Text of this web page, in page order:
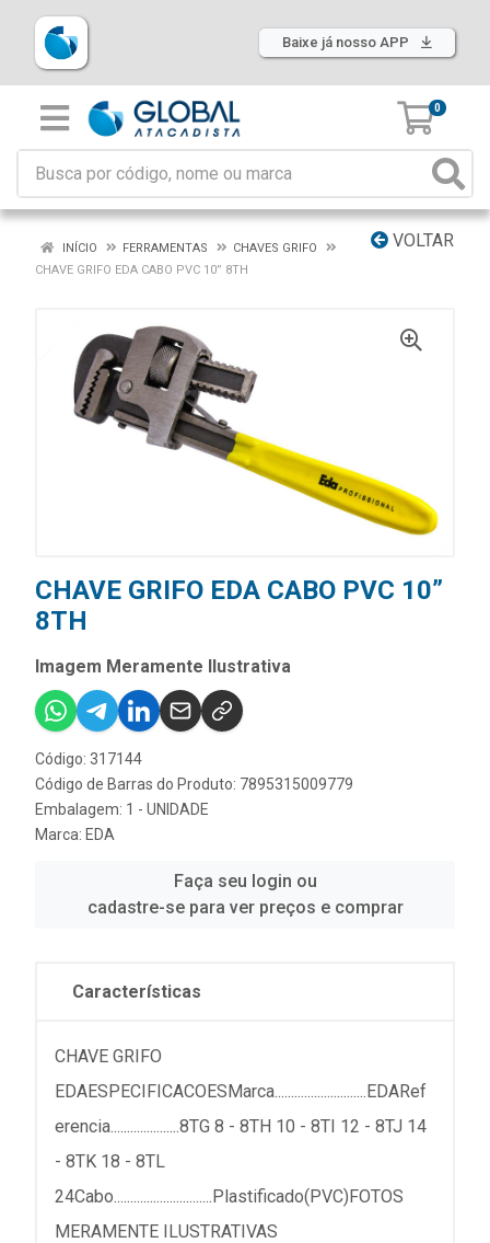
Baixe já nosso APP
0
VOLTAR
INÍCIO FERRAMENTAS
CHAVES GRIFO
CHAVE GRIFO EDA CABO PVC 10” 8TH
CHAVE GRIFO EDA CABO PVC 10”
8TH
Imagem Meramente Ilustrativa
Código: 317144
Código de Barras do Produto: 7895315009779
Embalagem: 1 - UNIDADE
Marca: EDA
Faça seu login ou
cadastre-se para ver preços e comprar
Características
CHAVE GRIFO
EDAESPECIFICACOESMarca............................EDARef
erencia.....................8TG 8 - 8TH 10 - 8TI 12 - 8TJ 14
- 8TK 18 - 8TL
24Cabo..............................Plastificado(PVC)FOTOS
MERAMENTE ILUSTRATIVAS